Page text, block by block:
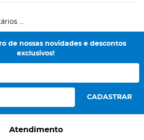
...
de nossas novidades e descontos
exclusivos!
CADASTRAR
Atendimento